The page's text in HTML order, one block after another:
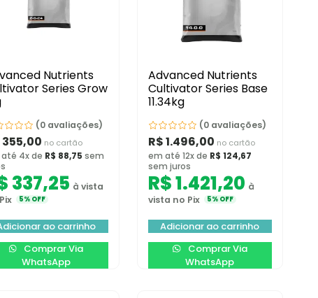
Nutrients
Series Grow
(0 avaliações)
355,00 no cartão
4x de R$ 88,75 sem
337,25 à vista
5% OFF
ao carrinho
Comprar Via
WhatsApp
Advanced Nutrients
Cultivator Series Base
11.34kg
(0 avaliações)
R$1.496,00 no cartão
em até 12x de R$ 124,67
sem juros
R$1.421,20 à
vista no Pix
5% OFF
Adicionar ao carrinho
Comprar Via
WhatsApp